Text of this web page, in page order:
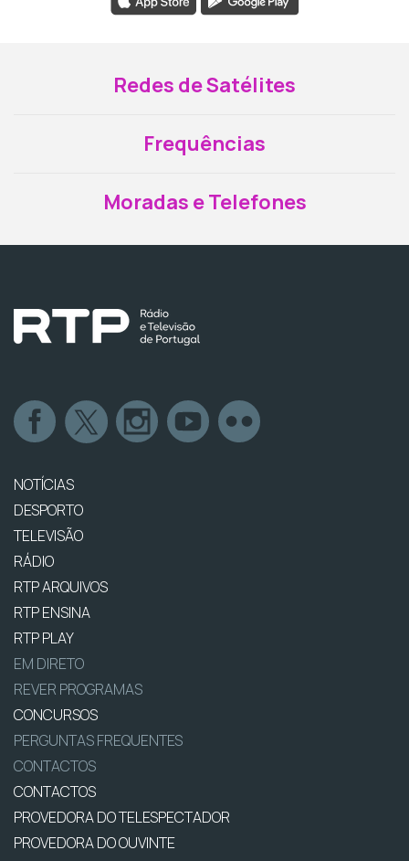
Redes de Satélites
Frequências
Moradas e Telefones
NOTÍCIAS
DESPORTO
TELEVISÃO
RÁDIO
RTP ARQUIVOS
RTP ENSINA
RTP PLAY
EM DIRETO
REVER PROGRAMAS
CONCURSOS
PERGUNTAS FREQUENTES
CONTACTOS
CONTACTOS
PROVEDORA DO TELESPECTADOR
PROVEDORA DO OUVINTE